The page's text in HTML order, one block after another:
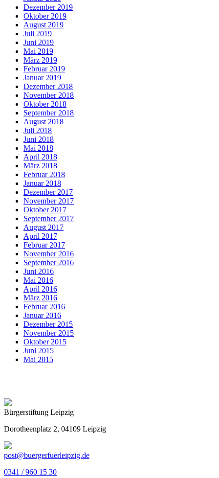
Dezember 2019
Oktober 2019
August 2019
Juli 2019
Juni 2019
Mai 2019
März 2019
Februar 2019
Januar 2019
Dezember 2018
November 2018
Oktober 2018
September 2018
August 2018
Juli 2018
Juni 2018
Mai 2018
April 2018
März 2018
Februar 2018
Januar 2018
Dezember 2017
November 2017
Oktober 2017
September 2017
August 2017
April 2017
Februar 2017
November 2016
September 2016
Juni 2016
Mai 2016
April 2016
März 2016
Februar 2016
Januar 2016
Dezember 2015
November 2015
Oktober 2015
Juni 2015
Mai 2015
Bürgerstiftung Leipzig
Dorotheenplatz 2, 04109 Leipzig
post@buergerfuerleipzig.de
0341 / 960 15 30